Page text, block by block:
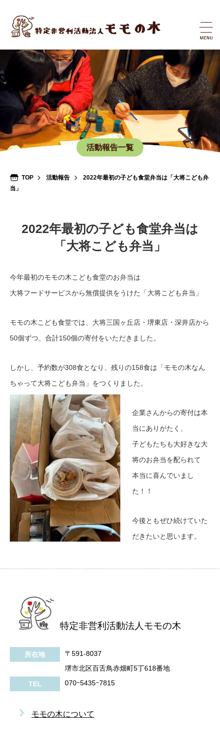
活動報告一覧
TOP 活動報告
2022年最初の子ども食堂弁当は「大将こども弁
当」
2022年最初の子ども食堂弁当は
「大将こども弁当」
今年最初のモモの木こども食堂のお弁当は
大将フードサービスから無償提供をうけた「大将こども弁当」
モモの木こども食堂では、大将三国ヶ丘店・堺東店・深井店から
50個ずつ、合計150個の寄付をいただきました。
しかし、予約数が308食となり、残りの158食は「モモの木なん
ちゃって大将こども弁当」をつくりました。
企業さんからの寄付は本
当にありがたく、
子どもたちも大好きな大
将のお弁当を配られて
本当に喜んでいまし
た！！
今後ともぜひ続けていた
だきたいと思います。
特定非営利活動法人モモの木
所在地
〒591-8037
堺市北区百舌鳥赤畑町5丁618番地
TEL
070ｰ5435ｰ7815
モモの木について